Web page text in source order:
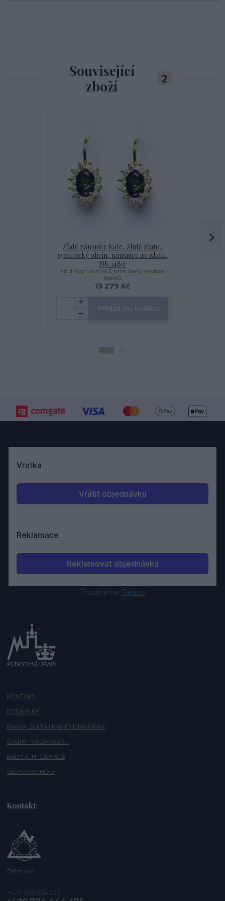
Související
zboží
2
Zlaté náušnice Kate, žluté zlato,
syntetický olivín, náušnice ze zlata,
NK 1480
13 279 Kč
1-8 dnů průměrně 3, jsme český výrobce
šperků
Používáme Retino
KONTAKT
PODMÍNKY
BARVA ZLATA I KAMENE NA PŘÁNÍ
ŠPERKY NA ZAKÁZKU
RADY A INFORMACE
VELKOOBCHOD
Kontakt:
Čištín s.r.o.
+420 296 554 223